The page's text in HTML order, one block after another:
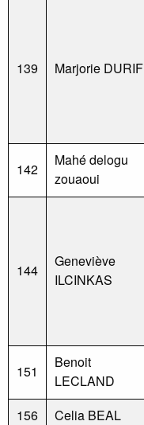
139 Marjorie DURIF
142
Mahé delogu
zouaoui
144
Geneviève
ILCINKAS
151
Benoit
LECLAND
156 Celia BEAL